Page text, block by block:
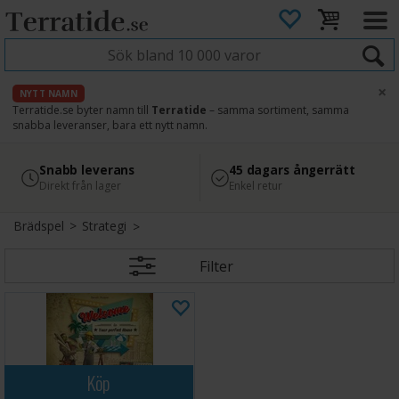
NYTT NAMN
Terratide.se byter namn till Terratide – samma sortiment, samma
snabba leveranser, bara ett nytt namn.
×
4.8
Läs omdömen på Google
Säker betalning
med Svea
Snabb leverans
Direkt från lager
45 dagars ångerrätt
Enkel retur
Brädspel>Strategi
Filter
Köp